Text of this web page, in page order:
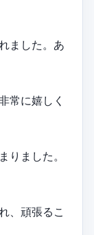
ました。あ
常に嬉しく
りました。
、頑張るこ